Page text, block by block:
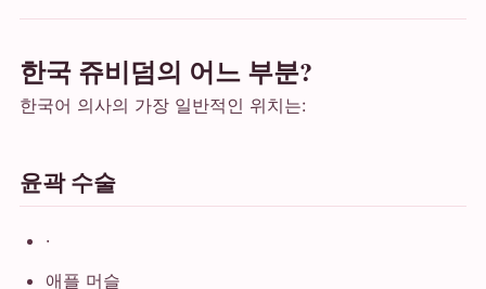
한국 쥬비덤의 어느 부분?
한국어 의사의 가장 일반적인 위치는:
윤곽 수술
·
애플 머슬